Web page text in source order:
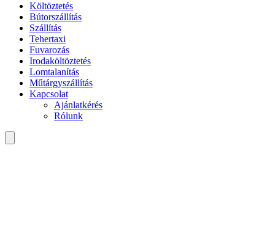
Költöztetés
Bútorszállítás
Szállítás
Tehertaxi
Fuvarozás
Irodaköltöztetés
Lomtalanítás
Műtárgyszállítás
Kapcsolat
Ajánlatkérés
Rólunk